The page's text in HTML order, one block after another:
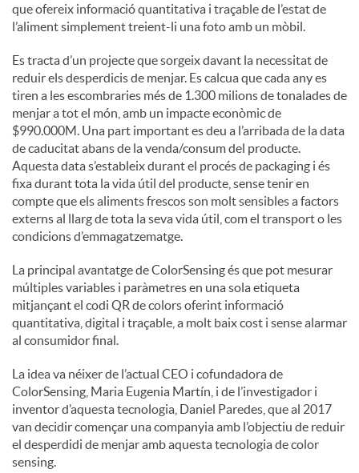
que ofereix informació quantitativa i traçable de l’estat de
l’aliment simplement treient-li una foto amb un mòbil.
Es tracta d’un projecte que sorgeix davant la necessitat de
reduir els desperdicis de menjar. Es calcua que cada any es
tiren a les escombraries més de 1.300 milions de tonalades de
menjar a tot el món, amb un impacte econòmic de
$990.000M. Una part important es deu a l’arribada de la data
de caducitat abans de la venda/consum del producte.
Aquesta data s’estableix durant el procés de packaging i és
fixa durant tota la vida útil del producte, sense tenir en
compte que els aliments frescos son molt sensibles a factors
externs al llarg de tota la seva vida útil, com el transport o les
condicions d’emmagatzematge.
La principal avantatge de ColorSensing és que pot mesurar
múltiples variables i paràmetres en una sola etiqueta
mitjançant el codi QR de colors oferint informació
quantitativa, digital i traçable, a molt baix cost i sense alarmar
al consumidor final.
La idea va néixer de l’actual CEO i cofundadora de
ColorSensing, Maria Eugenia Martín, i de l’investigador i
inventor d’aquesta tecnologia, Daniel Paredes, que al 2017
van decidir començar una companyia amb l’objectiu de reduir
el desperdidi de menjar amb aquesta tecnologia de color
sensing.